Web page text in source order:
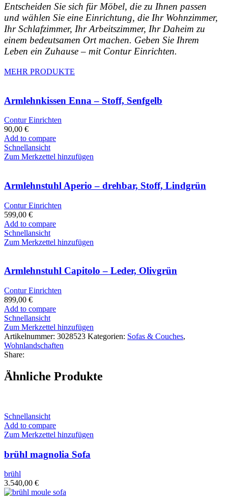
Entscheiden Sie sich für Möbel, die zu Ihnen passen
und wählen Sie eine Einrichtung, die Ihr Wohnzimmer,
Ihr Schlafzimmer, Ihr Arbeitszimmer, Ihr Daheim zu
einem bedeutsamen Ort machen. Geben Sie Ihrem
Leben ein Zuhause – mit Contur Einrichten.
MEHR PRODUKTE
Armlehnkissen Enna – Stoff, Senfgelb
Contur Einrichten
90,00 €
Add to compare
Schnellansicht
Zum Merkzettel hinzufügen
Armlehnstuhl Aperio – drehbar, Stoff, Lindgrün
Contur Einrichten
599,00 €
Add to compare
Schnellansicht
Zum Merkzettel hinzufügen
Armlehnstuhl Capitolo – Leder, Olivgrün
Contur Einrichten
899,00 €
Add to compare
Schnellansicht
Zum Merkzettel hinzufügen
Artikelnummer: 3028523 Kategorien: Sofas & Couches,
Wohnlandschaften
Share:
Ähnliche Produkte
Schnellansicht
Add to compare
Zum Merkzettel hinzufügen
brühl magnolia Sofa
brühl
3.540,00 €